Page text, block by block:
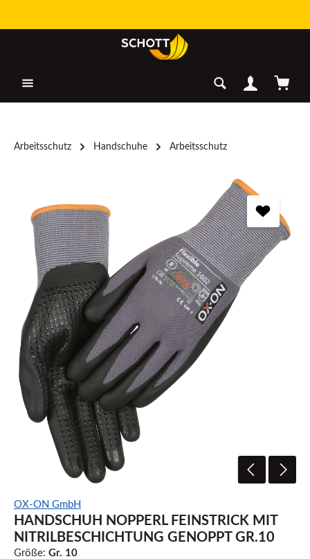
Arbeitsschutz Handschuhe Arbeitsschutz
OX-ON GmbH
HANDSCHUH NOPPERL FEINSTRICK MIT
NITRILBESCHICHTUNG GENOPPT GR.10
Größe: Gr. 10